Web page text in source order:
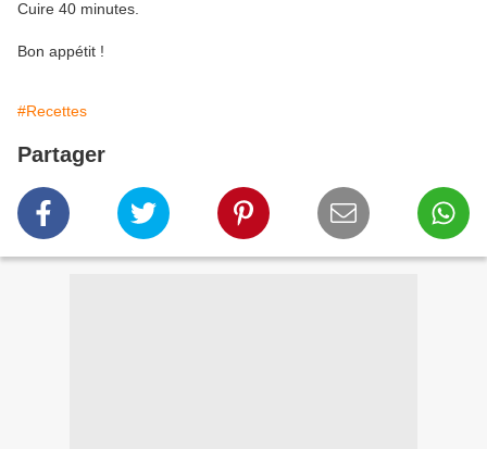
Cuire 40 minutes.
Bon appétit !
#Recettes
Partager